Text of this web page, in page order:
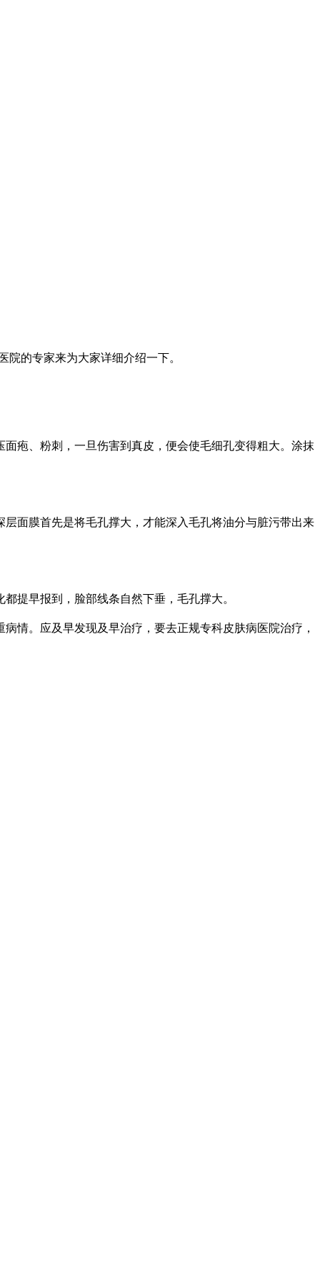
的专家来为大家详细介绍一下。
疱、粉刺，一旦伤害到真皮，便会使毛细孔变得粗大。涂抹
面膜首先是将毛孔撑大，才能深入毛孔将油分与脏污带出来
提早报到，脸部线条自然下垂，毛孔撑大。
情。应及早发现及早治疗，要去正规专科皮肤病医院治疗，